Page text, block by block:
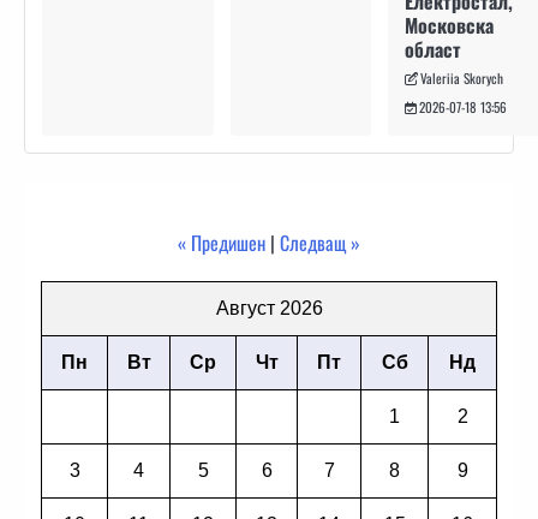
Московска
област
Valeriia Skorych
2026-07-18 13:56
« Предишен | Следващ »
Август 2026
Пн Вт Ср Чт Пт Сб Нд
1 2
3 4 5 6 7 8 9